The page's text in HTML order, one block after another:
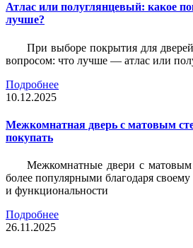
Атлас или полуглянцевый: какое
лучше?
При выборе покрытия для
вопросом: что лучше — атлас или
Подробнее
10.12.2025
Межкомнатная дверь с матовым
покупать
Межкомнатные двери с матовым
более популярными благодаря
и функциональности
Подробнее
26.11.2025